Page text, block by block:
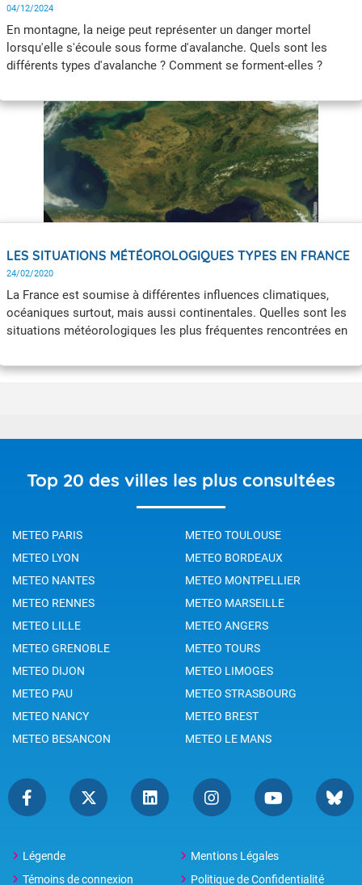
04/12/2024
En montagne, la neige peut représenter un danger mortel
lorsqu'elle s'écoule sous forme d'avalanche. Quels sont les
différents types d'avalanche ? Comment se forment-elles ?
LES SITUATIONS MÉTÉOROLOGIQUES TYPES EN FRANCE
24/02/2020
La France est soumise à différentes influences climatiques,
océaniques surtout, mais aussi continentales. Quelles sont les
situations météorologiques les plus fréquentes rencontrées en
Top 20 des villes les plus consultées
METEO PARIS
METEO TOULOUSE
METEO LYON
METEO BORDEAUX
METEO NANTES
METEO MONTPELLIER
METEO RENNES
METEO MARSEILLE
METEO LILLE
METEO ANGERS
METEO GRENOBLE
METEO TOURS
METEO DIJON
METEO LIMOGES
METEO PAU
METEO STRASBOURG
METEO NANCY
METEO BREST
METEO BESANCON
METEO LE MANS
Légende
Mentions Légales
Témoins de connexion
Politique de Confidentialité